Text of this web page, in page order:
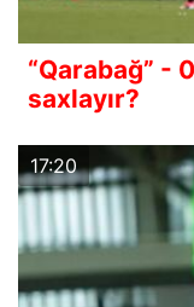
“Qarabağ” -
saxlayır?
17:20